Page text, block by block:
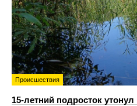
Происшествия
15-летний подросток